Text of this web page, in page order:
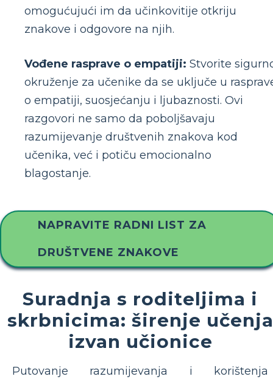
omogućujući im da učinkovitije otkriju
znakove i odgovore na njih.
Vođene rasprave o empatiji: Stvorite
okruženje za učenike da se uključe u
o empatiji, suosjećanju i ljubaznosti. Ovi
razgovori ne samo da poboljšavaju
razumijevanje društvenih znakova kod
učenika, već i potiču emocionalno
blagostanje.
NAPRAVITE RADNI LIST ZA
DRUŠTVENE ZNAKOVE
Suradnja s roditeljima i
skrbnicima: širenje učenja
izvan učionice
Putovanje razumijevanja i korištenja